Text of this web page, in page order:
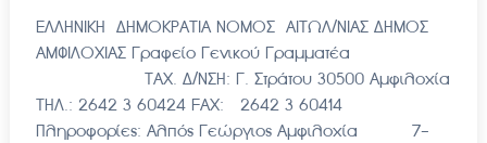
ΕΛΛΗΝΙΚΗ ΔΗΜΟΚΡΑΤΙΑ ΝΟΜΟΣ ΑΙΤΩΛ/ΝΙΑΣ ΔΗΜΟΣ
ΑΜΦΙΛΟΧΙΑΣ Γραφείο Γενικού Γραμματέα
ΤΑΧ. Δ/ΝΣΗ: Γ. Στράτου 30500 Αμφιλοχία
ΤΗΛ.: 2642 3 60424 FAX: 2642 3 60414
Πληροφορίες: Αλπός Γεώργιος Αμφιλοχία 7-